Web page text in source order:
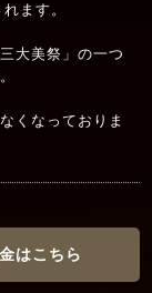
ます。
大美祭」の一つ
くなっておりま
はこちら